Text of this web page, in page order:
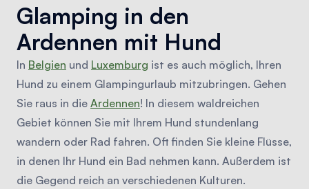
Glamping in den
Ardennen mit Hund
In Belgien und Luxemburg ist es auch möglich, Ihren
Hund zu einem Glampingurlaub mitzubringen. Gehen
Sie raus in die Ardennen! In diesem waldreichen
Gebiet können Sie mit Ihrem Hund stundenlang
wandern oder Rad fahren. Oft finden Sie kleine Flüsse,
in denen Ihr Hund ein Bad nehmen kann. Außerdem ist
die Gegend reich an verschiedenen Kulturen.